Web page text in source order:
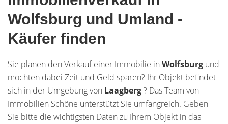
Wolfsburg und Umland -
Käufer finden
Sie planen den Verkauf einer Immobilie in Wolfsburg und
möchten dabei Zeit und Geld sparen? Ihr Objekt befindet
sich in der Umgebung von Laagberg? Das Team von
Immobilien Schöne unterstützt Sie umfangreich. Geben
Sie bitte die wichtigsten Daten zu Ihrem Objekt in das